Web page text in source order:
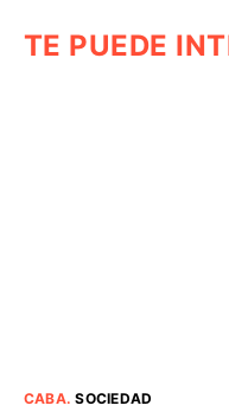
TE PUEDE
CABA.SOCIEDAD